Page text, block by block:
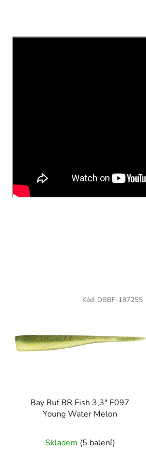
Bay Ruf BR Fish 3,3" F097
Young Water Melon
Skladem (5 balení)
Kód: DBBF-187255